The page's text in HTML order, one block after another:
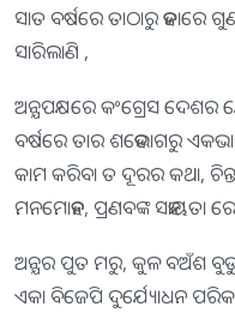
ସାତ ବର୍ଷରେ ତାଠାରୁ
ସାରିଲାଣି ,
ଅନ୍ଯପକ୍ଷରେ କଂଗ୍ରେସ
ବର୍ଷରେ ତାର ଶହେଭାଗରୁ
କାମ କରିବା ତ ଦୂରର କଥା,
ମନମୋହନ, ପ୍ରଣବଙ୍କ ସହାୟତା ରେ
ଅନ୍ଯର ପୁତ ମରୁ, କୁଳ ବଅଁଶ
ଏକା ବିଜେପି ଦୁର୍ଯ୍ୟୋଧନ